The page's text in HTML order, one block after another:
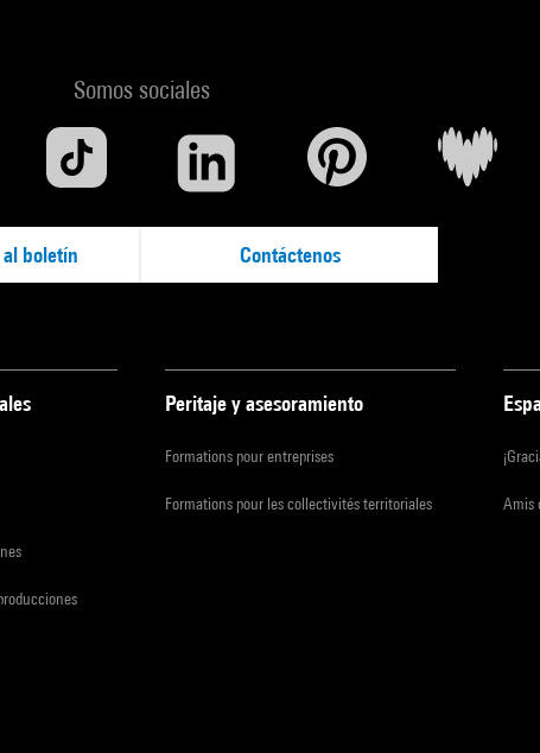
Somos sociales
boletín Contáctenos
Peritaje y asesoramiento
Formations pour entreprises
Formations pour les collectivités territoriales Amis